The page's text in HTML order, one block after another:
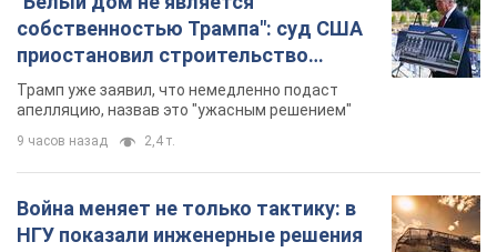
собственностью Трампа": суд США
приостановил строительство
бального зала стоимостью 400 млн
долларов
Трамп уже заявил, что немедленно подаст
апелляцию, назвав это "ужасным решением"
9 часов назад 2,4 т.
Война меняет не только тактику: в
НГУ показали инженерные решения